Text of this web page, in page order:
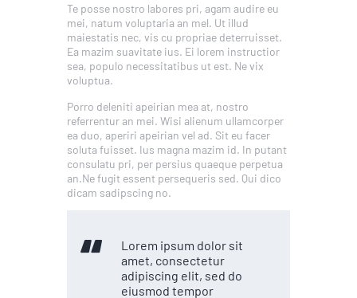
Te posse nostro labores pri, agam audire eu
mei, natum voluptaria an mel. Ut illud
maiestatis nec, vis cu propriae deterruisset.
Ea mazim suavitate ius. Ei lorem instructior
sea, populo necessitatibus ut est. Ne vix
voluptua.
Porro deleniti apeirian mea at, nostro
referrentur an mei. Wisi alienum ullamcorper
ea duo, aperiri apeirian vel ad. Sit eu facer
soluta fuisset. Ius magna mazim id. In putant
consulatu pri, per persius quaeque perpetua
an.Ne fugit essent persequeris sed. Qui dico
dicam sadipscing no.
Lorem ipsum dolor sit
amet, consectetur
adipiscing elit, sed do
eiusmod tempor